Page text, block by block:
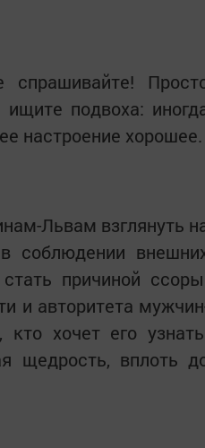
подвоха:
настроение хорошее.
Львам взглянуть
соблюдении
причиной
и авторитета
хочет его
щедрость, вплоть